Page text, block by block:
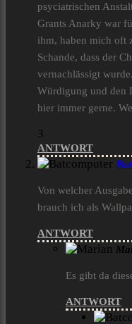
psyciatrischen
Grants Anarky war
ihm, haben mich oft
Schande, dass der
vernachlässigt
Würdigung und den
hier immer gerne.
3
ANTWORT
Von welcher
brauch ich als
ANTWORT
Es gibt da
ANTWORT